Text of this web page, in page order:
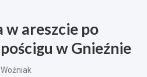
w areszcie po
w Gnieźnie